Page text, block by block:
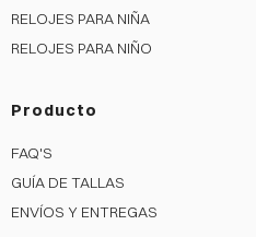
RELOJES PARA NIÑA
RELOJES PARA NIÑO
Producto
FAQ'S
GUÍA DE TALLAS
ENVÍOS Y ENTREGAS